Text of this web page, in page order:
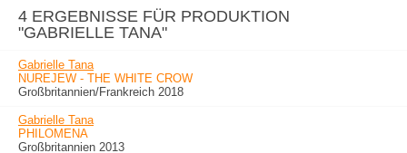
4 ERGEBNISSE FÜR PRODUKTION
"GABRIELLE TANA"
Gabrielle Tana
NUREJEW - THE WHITE CROW
Großbritannien/Frankreich 2018
Gabrielle Tana
PHILOMENA
Großbritannien 2013